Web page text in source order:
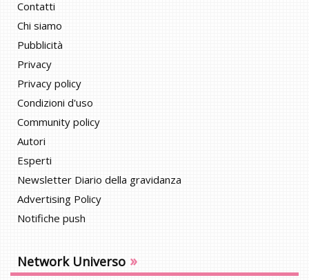
Contatti
Chi siamo
Pubblicità
Privacy
Privacy policy
Condizioni d'uso
Community policy
Autori
Esperti
Newsletter Diario della gravidanza
Advertising Policy
Notifiche push
Network Universo »